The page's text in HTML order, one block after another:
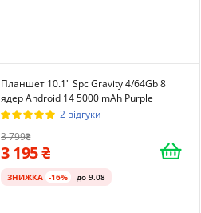
Планшет 10.1" Spc Gravity 4/64Gb 8
ядер Android 14 5000 mAh Purple
2 відгуки
3 799
3 195
ЗНИЖКА -16% до 9.08